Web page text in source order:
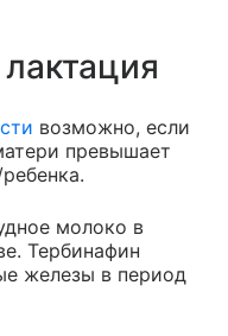
возможно, если
превышает
молоко в
Тербинафин
железы в период